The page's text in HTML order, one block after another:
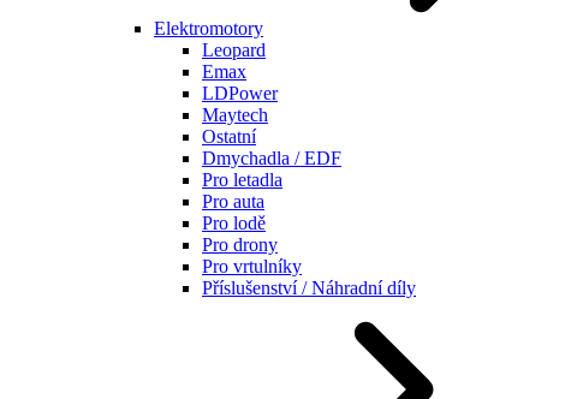
Elektromotory
Leopard
Emax
LDPower
Maytech
Ostatní
Dmychadla / EDF
Pro letadla
Pro auta
Pro lodě
Pro drony
Pro vrtulníky
Příslušenství / Náhradní díly